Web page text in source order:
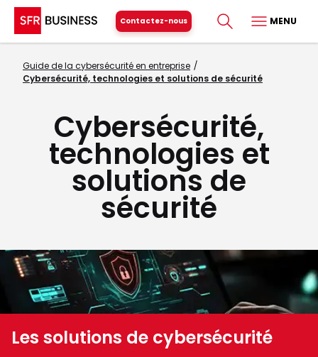
Contactez-nous MENU
Guide de la cybersécurité en entreprise
Cybersécurité, technologies et solutions de sécurité
Cybersécurité,
technologies et
solutions de
sécurité
Les solutions de cybersécurité